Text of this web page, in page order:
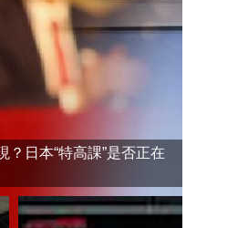
？日本“特高課”是否正在